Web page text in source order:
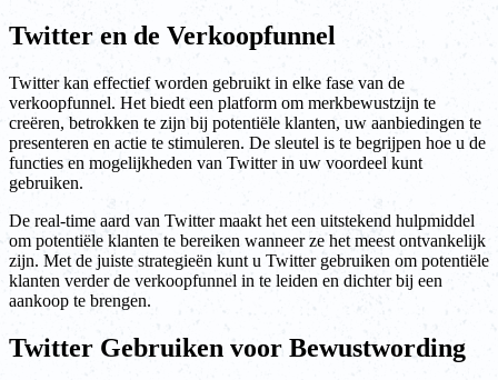
Twitter en de Verkoopfunnel
Twitter kan effectief worden gebruikt in elke fase van de
verkoopfunnel. Het biedt een platform om merkbewustzijn te
creëren, betrokken te zijn bij potentiële klanten, uw aanbiedingen te
presenteren en actie te stimuleren. De sleutel is te begrijpen hoe u de
functies en mogelijkheden van Twitter in uw voordeel kunt
gebruiken.
De real-time aard van Twitter maakt het een uitstekend hulpmiddel
om potentiële klanten te bereiken wanneer ze het meest ontvankelijk
zijn. Met de juiste strategieën kunt u Twitter gebruiken om potentiële
klanten verder de verkoopfunnel in te leiden en dichter bij een
aankoop te brengen.
Twitter Gebruiken voor Bewustwording